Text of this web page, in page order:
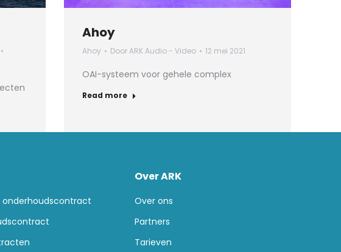
Ahoy
Ahoy DoorARK Audio - Video 12 mei 2021
OAI-systeem voor gehele complex
Read more
Over ARK
Over ons
Partners
Tarieven